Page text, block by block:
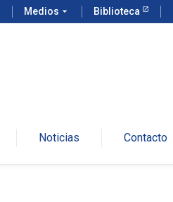
Medios arrow_drop_down Biblioteca
Noticias Contacto